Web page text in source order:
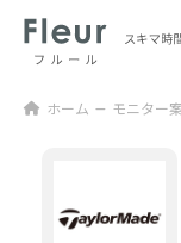
ホーム モニター